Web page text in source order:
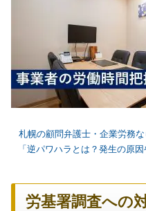
札幌の顧問弁護士・企業労務
「逆パワハラとは？発生の原
労基署調査への